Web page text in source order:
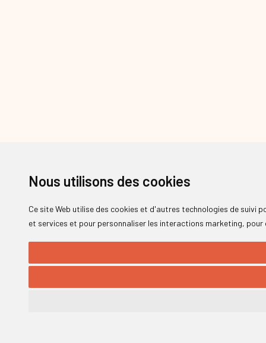
Nous utilisons des cookies
Ce site Web utilise des cookies et d'autres technologies de suivi
et services et pour personnaliser les interactions marketing, pour